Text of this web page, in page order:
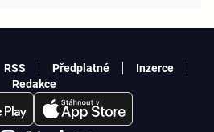
RSS Předplatné
Inzerce
Redakce